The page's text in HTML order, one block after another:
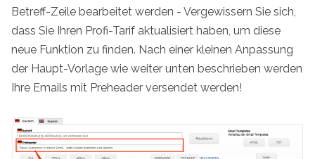
Betreff-Zeile bearbeitet werden - Vergewissern Sie sich,
dass Sie Ihren Profi-Tarif aktualisiert haben, um diese
neue Funktion zu finden. Nach einer kleinen Anpassung
der Haupt-Vorlage wie weiter unten beschrieben werden
Ihre Emails mit Preheader versendet werden!